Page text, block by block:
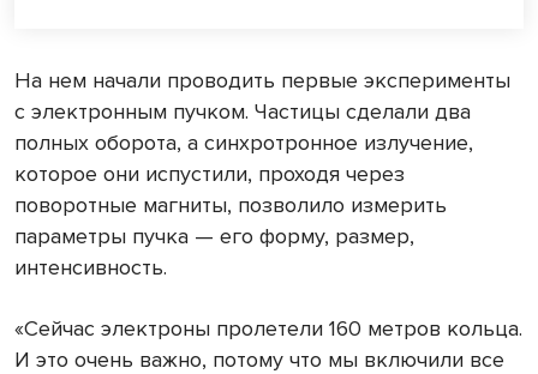
На нем начали проводить первые эксперименты
с электронным пучком. Частицы сделали два
полных оборота, а синхротронное излучение,
которое они испустили, проходя через
поворотные магниты, позволило измерить
параметры пучка — его форму, размер,
интенсивность.
«Сейчас электроны пролетели 160 метров кольца.
И это очень важно, потому что мы включили все